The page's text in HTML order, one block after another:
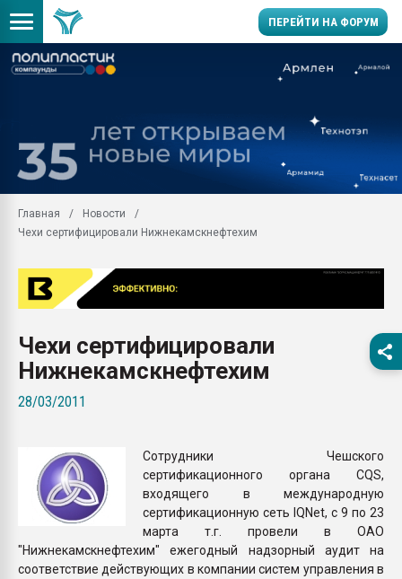
ПЕРЕЙТИ НА ФОРУМ
умельцы изготовили
колонок полностью из
Продажа готового
производство SPC
ближайшее
Подмосковье, Москва
28.07.2026
ситуацией на
ПЕРЕЙТИ НА
Главная
Новости
Чехи сертифицировали Нижнекамскнефтехим
Чехи сертифицировали
Нижнекамскнефтехим
28/03/2011
Сотрудники Чешского
сертификационного органа CQS,
входящего в международную
сертификационную сеть IQNet, с 9 по 23
марта т.г. провели в ОАО
"Нижнекамскнефтехим" ежегодный надзорный аудит на
соответствие действующих в компании систем управления в